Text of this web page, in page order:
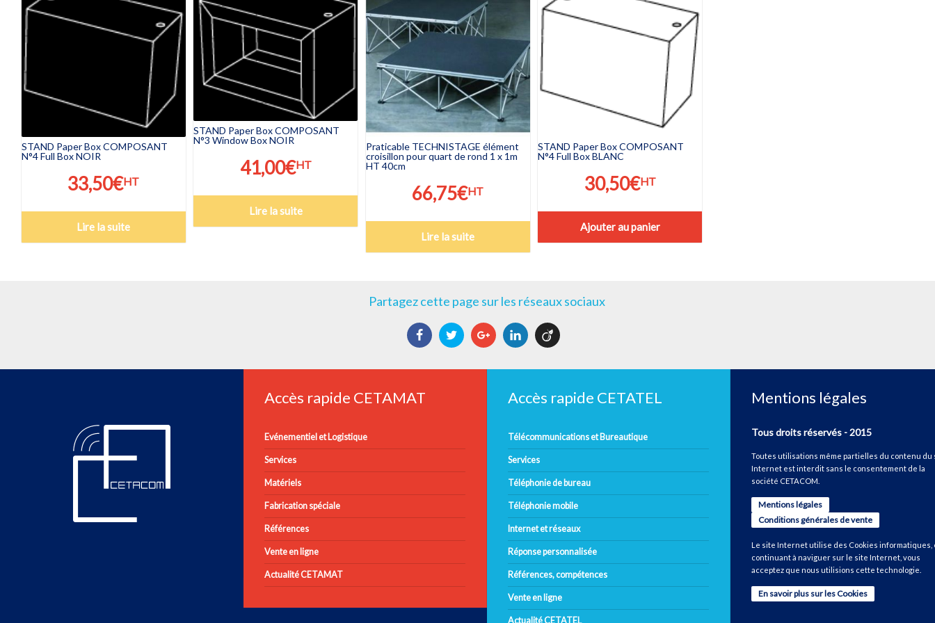
choisies
sur
la
être
choisies
sur
page
du
produit
STAND Paper Box COMPOSANT
N°4 Full Box NOIR
33,50€HT
Lire la suite
STAND Paper Box COMPOSANT
N°3 Window Box NOIR
41,00€HT
Lire la suite
Praticable TECHNISTAGE élément
croisillon pour quart de rond 1 x 1m
HT 40cm
66,75€HT
Lire la suite
STAND Paper Box COMPOSANT
N°4 Full Box BLANC
30,50€HT
Ajouter au panier
Partagez cette page sur les réseaux sociaux
FacebookTwitter Google+LinkedIn
Accès rapide CETAMAT
Evénementiel et Logistique
Services
Matériels
Fabrication spéciale
Références
Vente en ligne
Actualité CETAMAT
Accès rapide CETATEL
Télécommunications et Bureautique
Services
Téléphonie de bureau
Téléphonie mobile
Internet et réseaux
Réponse personnalisée
Références, compétences
Vente en ligne
Actualité CETATEL
Mentions légales
Tous droits réservés - 2015
Toutes utilisations même partielles du contenu du
Internet est interdit sans le consentement de la
société CETACOM.
Mentions légales
Conditions générales de vente
Le site Internet utilise des Cookies informatiques,
continuant à naviguer sur le site Internet, vous
acceptez que nous utilisions cette technologie.
En savoir plus sur les Cookies